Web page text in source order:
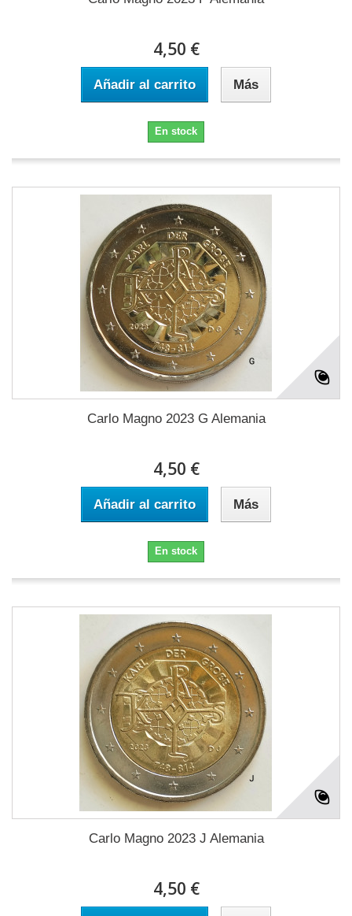
4,50 €
Añadir al carrito Más
En stock
Carlo Magno 2023 G Alemania
4,50 €
Añadir al carrito Más
En stock
Carlo Magno 2023 J Alemania
4,50 €